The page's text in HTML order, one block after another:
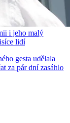
i jeho malý
lidí
gesta udělala
za pár dní zasáhlo